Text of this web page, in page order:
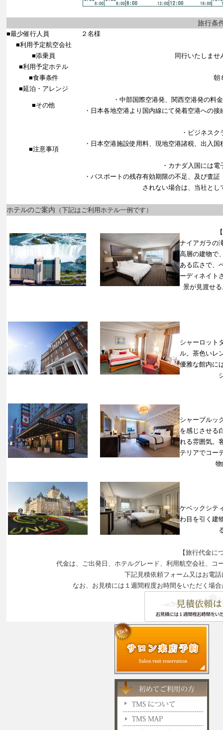
旅行条
■最少催行人員
２名様
■利用予定航空会社
■添乗員
同行いたしませ
■利用予定ホテル
■食事条件
朝
■延泊・アレンジ
■その他
・中部国際空港発、関西空港発の料
・日本各地空港より国内線にて発着空港への
・ビジネス
■注意事項
・日本空港施設使用料、現地空港諸税、出入
・カナダ入国には
・パスポートの残存有効期限の不足、及び査
されない場合は、当社と
ホテルのご案内 （下記はご利用ホテル一例です）
ナイアガラの
高層の建物で
ある広さで、
ーディネイト
景が見渡せ
シャーロット
ル。茶色いレ
優雅な館内に
シャーブルッ
を感じさせる
れる雰囲気。
テリアでコー
ケベックシテ
わ目を引く建
【旅行代金に
代金は、ご出発日、ホテルグレード、利用航空会社、コ
下記見積依頼フォーム又はお電
なお、お見積には１週間程度お時間をいただく場